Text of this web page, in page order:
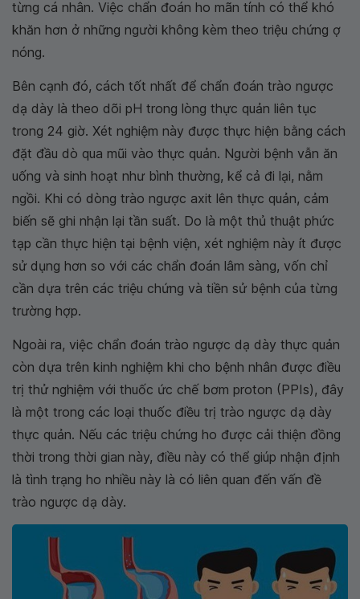
từng cá nhân. Việc chẩn đoán ho mãn tính có thể khó
khăn hơn ở những người không kèm theo triệu chứng ợ
nóng.
Bên cạnh đó, cách tốt nhất để chẩn đoán trào ngược
dạ dày là theo dõi pH trong lòng thực quản liên tục
trong 24 giờ. Xét nghiệm này được thực hiện bằng cách
đặt đầu dò qua mũi vào thực quản. Người bệnh vẫn ăn
uống và sinh hoạt như bình thường, kể cả đi lại, nằm
ngồi. Khi có dòng trào ngược axit lên thực quản, cảm
biến sẽ ghi nhận lại tần suất. Do là một thủ thuật phức
tạp cần thực hiện tại bệnh viện, xét nghiệm này ít được
sử dụng hơn so với các chẩn đoán lâm sàng, vốn chỉ
cần dựa trên các triệu chứng và tiền sử bệnh của từng
trường hợp.
Ngoài ra, việc chẩn đoán trào ngược dạ dày thực quản
còn dựa trên kinh nghiệm khi cho bệnh nhân được điều
trị thử nghiệm với thuốc ức chế bơm proton (PPIs), đây
là một trong các loại thuốc điều trị trào ngược dạ dày
thực quản. Nếu các triệu chứng ho được cải thiện đồng
thời trong thời gian này, điều này có thể giúp nhận định
là tình trạng ho nhiều này là có liên quan đến vấn đề
trào ngược dạ dày.